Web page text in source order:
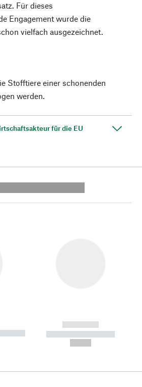
Für dieses
Engagement wurde die
vielfach ausgezeichnet.
Stofftiere einer schonenden
werden.
für die EU
------------
----------- -----------